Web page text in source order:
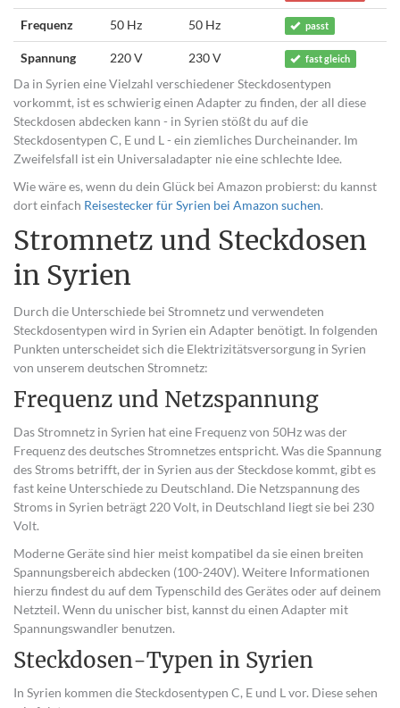
Frequenz 50 Hz 50 Hz passt
Spannung 220 V 230 V fast gleich
Da in Syrien eine Vielzahl verschiedener Steckdosentypen
vorkommt, ist es schwierig einen Adapter zu finden, der all diese
Steckdosen abdecken kann - in Syrien stößt du auf die
Steckdosentypen C, E und L - ein ziemliches Durcheinander. Im
Zweifelsfall ist ein Universaladapter nie eine schlechte Idee.
Wie wäre es, wenn du dein Glück bei Amazon probierst: du kannst
dort einfach Reisestecker für Syrien bei Amazon suchen.
Stromnetz und Steckdosen
in Syrien
Durch die Unterschiede bei Stromnetz und verwendeten
Steckdosentypen wird in Syrien ein Adapter benötigt. In folgenden
Punkten unterscheidet sich die Elektrizitätsversorgung in Syrien
von unserem deutschen Stromnetz:
Frequenz und Netzspannung
Das Stromnetz in Syrien hat eine Frequenz von 50Hz was der
Frequenz des deutsches Stromnetzes entspricht. Was die Spannung
des Stroms betrifft, der in Syrien aus der Steckdose kommt, gibt es
fast keine Unterschiede zu Deutschland. Die Netzspannung des
Stroms in Syrien beträgt 220 Volt, in Deutschland liegt sie bei 230
Volt.
Moderne Geräte sind hier meist kompatibel da sie einen breiten
Spannungsbereich abdecken (100-240V). Weitere Informationen
hierzu findest du auf dem Typenschild des Gerätes oder auf deinem
Netzteil. Wenn du unischer bist, kannst du einen Adapter mit
Spannungswandler benutzen.
Steckdosen-Typen in Syrien
In Syrien kommen die Steckdosentypen C, E und L vor. Diese sehen